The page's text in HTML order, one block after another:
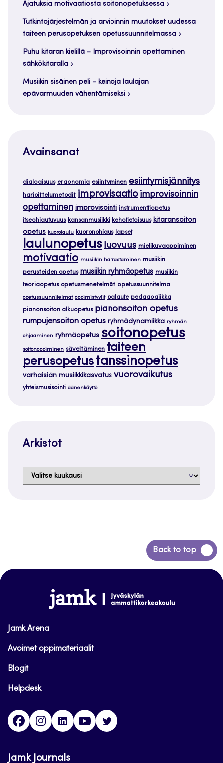
Ajatuksia motivaatiosta soitonopetuksessa
Tutkintojärjestelmän ja arvioinnin muutokset uudessa
taiteen perusopetuksen opetussuunnitelmassa
Puhu kitaran kielillä – Improvisoinnin opettaminen
sähkökitaralla
Musiikin sisäinen peli – keinoja laulajan
epävarmuuden vähentämiseksi
Avainsanat
dialogisuus ergonomia esiintyminen esiintymisjännitys
harjoittelumetodit improvisaatio improvisoinnin
opettaminen improvisointi instrumenttiopetus
itseohjautuvuus kansanmusiikki kehotietoisuus kitaransoiton
opetus kuorolaulu kuoronohjaus lapset
laulunopetus luovuus mielikuvaoppiminen
motivaatio musiikin harrastaminen musiikin
perusteiden opetus musiikin ryhmäopetus musiikin
teoriaopetus opetusmenetelmät opetussuunnitelma
opetussuunnitelmat oppimistyylit palaute pedagogiikka
pianonsoiton alkuopetus pianonsoiton opetus
rumpujensoiton opetus ryhmädynamiikka ryhmän
ohjaaminen ryhmäopetus soitonopetus
soitonoppiminen säveltäminen taiteen
perusopetus tanssinopetus
varhaisiän musiikkikasvatus vuorovaikutus
yhteismusisointi äänenkäyttö
Arkistot
Arkistot
Back to top
Siirry
takaisin
www.jamk.fi
Jamk Arena
Avoimet oppimateriaalit
Blogit
Helpdesk
FacebookInstagram
LinkedInYoutube
Jamk Journals